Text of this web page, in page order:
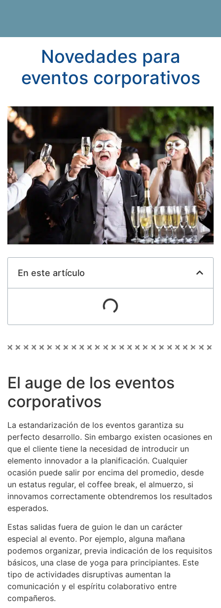
Novedades para
eventos corporativos
En este artículo
El auge de los eventos
corporativos
La estandarización de los eventos garantiza su
perfecto desarrollo. Sin embargo existen ocasiones en
que el cliente tiene la necesidad de introducir un
elemento innovador a la planificación. Cualquier
ocasión puede salir por encima del promedio, desde
un estatus regular, el coffee break, el almuerzo, si
innovamos correctamente obtendremos los resultados
esperados.
Estas salidas fuera de guion le dan un carácter
especial al evento. Por ejemplo, alguna mañana
podemos organizar, previa indicación de los requisitos
básicos, una clase de yoga para principiantes. Este
tipo de actividades disruptivas aumentan la
comunicación y el espíritu colaborativo entre
compañeros.